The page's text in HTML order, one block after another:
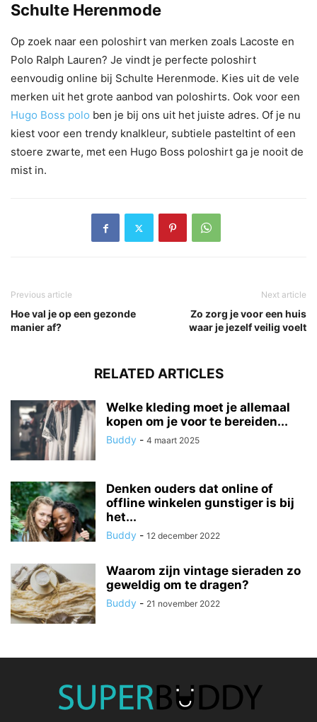
Schulte Herenmode
Op zoek naar een poloshirt van merken zoals Lacoste en
Polo Ralph Lauren? Je vindt je perfecte poloshirt
eenvoudig online bij Schulte Herenmode. Kies uit de vele
merken uit het grote aanbod van poloshirts. Ook voor een
Hugo Boss polo ben je bij ons uit het juiste adres. Of je nu
kiest voor een trendy knalkleur, subtiele pasteltint of een
stoere zwarte, met een Hugo Boss poloshirt ga je nooit de
mist in.
Previous article
Hoe val je op een gezonde
manier af?
Next article
Zo zorg je voor een huis
waar je jezelf veilig voelt
RELATED ARTICLES
Welke kleding moet je allemaal
kopen om je voor te bereiden...
Buddy - 4 maart 2025
Denken ouders dat online of
offline winkelen gunstiger is bij
het...
Buddy - 12 december 2022
Waarom zijn vintage sieraden zo
geweldig om te dragen?
Buddy - 21 november 2022